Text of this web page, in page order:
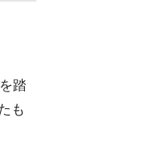
踏
も